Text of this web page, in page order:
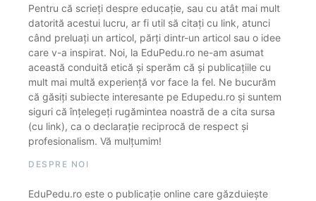
Pentru că scrieți despre educație, sau cu atât mai mult
datorită acestui lucru, ar fi util să citați cu link, atunci
când preluați un articol, părți dintr-un articol sau o idee
care v-a inspirat. Noi, la EduPedu.ro ne-am asumat
această conduită etică și sperăm că și publicațiile cu
mult mai multă experiență vor face la fel. Ne bucurăm
că găsiți subiecte interesante pe Edupedu.ro și suntem
siguri că înțelegeți rugămintea noastră de a cita sursa
(cu link), ca o declarație reciprocă de respect și
profesionalism. Vă mulțumim!
DESPRE NOI
EduPedu.ro este o publicație online care găzduiește